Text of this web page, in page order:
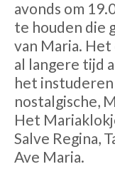
avonds om
te houden die
van Maria. Het
al langere tijd
het
nostalgische,
Het
Salve Regina,
Ave Maria.